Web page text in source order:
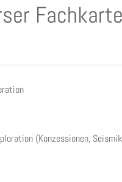
(Konzessionen,